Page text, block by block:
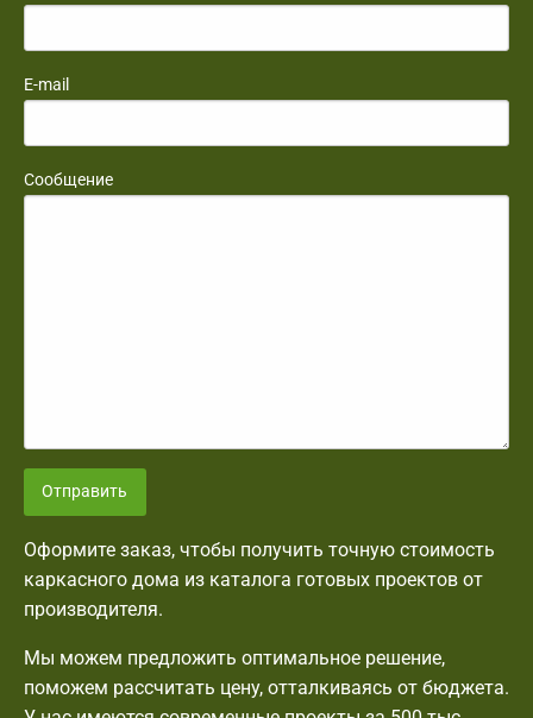
E-mail
Сообщение
Отправить
Оформите заказ, чтобы получить точную стоимость
каркасного дома из каталога готовых проектов от
производителя.
Мы можем предложить оптимальное решение,
поможем рассчитать цену, отталкиваясь от бюджета.